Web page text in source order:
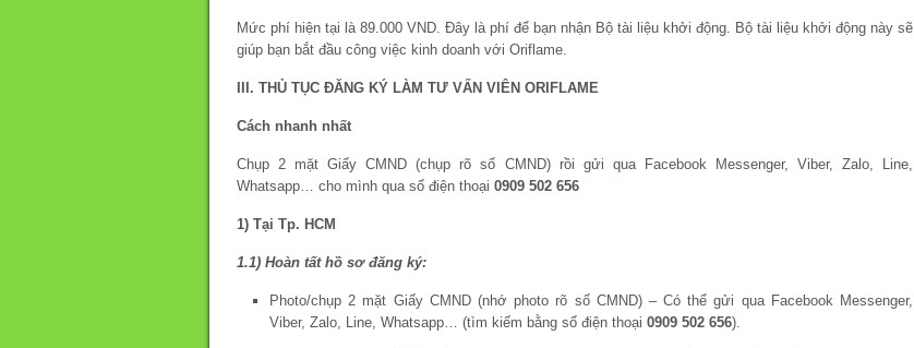
Mức phí hiện tại là 89.000 VND. Đây là phí để bạn nhận Bộ tài liệu khởi động. Bộ tài liệu khởi động này sẽ
giúp bạn bắt đầu công việc kinh doanh với Oriflame.
III. THỦ TỤC ĐĂNG KÝ LÀM TƯ VẤN VIÊN ORIFLAME
Cách nhanh nhất
Chụp 2 mặt Giấy CMND (chụp rõ số CMND) rồi gửi qua Facebook Messenger, Viber, Zalo, Line,
Whatsapp… cho mình qua số điện thoại 0909 502 656
1) Tại Tp. HCM
1.1) Hoàn tất hồ sơ đăng ký:
Photo/chụp 2 mặt Giấy CMND (nhớ photo rõ số CMND) – Có thể gửi qua Facebook Messenger,
Viber, Zalo, Line, Whatsapp… (tìm kiếm bằng số điện thoại 0909 502 656).